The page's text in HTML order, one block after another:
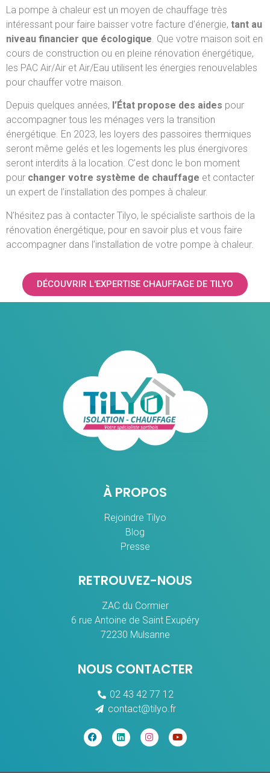
La pompe à chaleur est un moyen de chauffage très
intéressant pour faire baisser votre facture d’énergie, tant au
niveau financier que écologique. Que votre maison soit en
cours de construction ou en pleine rénovation énergétique,
les PAC Air/Air et Air/Eau utilisent les énergies renouvelables
pour chauffer votre maison.
Depuis quelques années, l’État propose des aides pour
accompagner tous les ménages vers la transition
énergétique. En 2023, les loyers des passoires thermiques
seront même gelés et les logements les plus énergivores
seront interdits à la location. C’est donc le bon moment
pour changer votre système de chauffage et contacter
un expert de l’installation des pompes à chaleur.
N’hésitez pas à contacter Tilyo, le spécialiste sarthois de la
rénovation énergétique, pour en savoir plus et vous faire
accompagner dans l’installation de votre pompe à chaleur.
DÉCOUVRIR L'EXPERTISE CHAUFFAGE DE TILYO
À PROPOS
Rejoindre Tilyo
Blog
Presse
RETROUVEZ-NOUS
ZAC du Cormier
6 rue Antoine de Saint Exupéry
72230 Mulsanne
NOUS CONTACTER
02 43 42 77 12
contact@tilyo.fr